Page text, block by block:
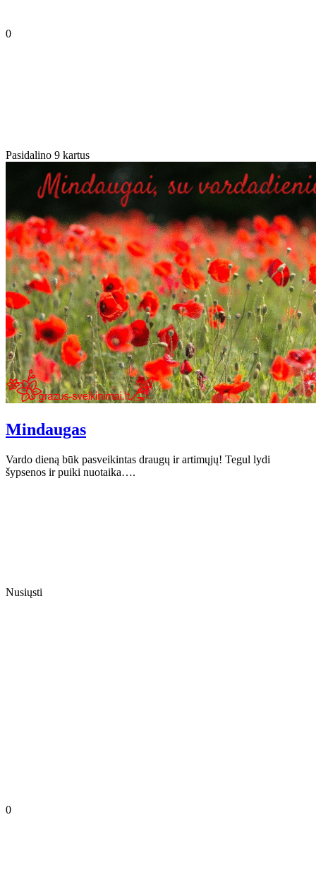
0
Pasidalino 9 kartus
Mindaugas
Vardo dieną būk pasveikintas draugų ir artimųjų! Tegul lydi
šypsenos ir puiki nuotaika….
Nusiųsti
0